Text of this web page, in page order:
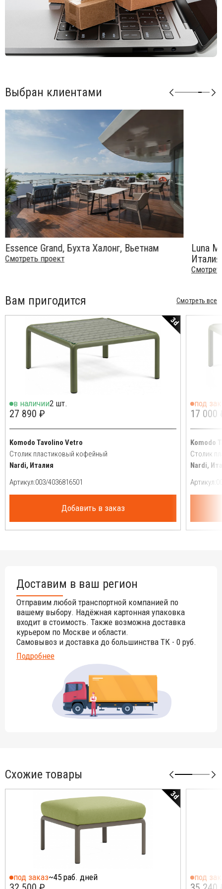
Возможные цвета подушек из ткани Sunbrella: синий
(adriatic), лед (ghiaccio), авокадо (avocado), джунгли
(giungla), холст (canvas).
Возможные цвета подушек из ткани TECH: панама
(panama).
Открыть технические характеристики
Открыть инструкцию по сборке.
Можно докупать модули и корректировать размеры
мебели под необходимые размеры. Элементы серии
Кomodo комбинируются между собой в любой
последовательности, создавая индивидуальные решения
для Вашего интерьера.
Выбран клиентами
Essence Grand, Бухта Халонг, Вьетнам
Смотреть проект
Luna
Италия
Вам пригодится Смотреть все
3d
в наличии2 шт.
27 890 ₽
Komodo Tavolino Vetro
Столик пластиковый кофейный
Nardi, Италия
Артикул:
Добавить в заказ
под
17 000
Komodo
Столик
Nardi,
Артикул:
Доставим в ваш регион
Отправим любой транспортной компанией по
вашему выбору. Надёжная картонная упаковка
входит в стоимость. Также возможна доставка
курьером по Москве и области.
Самовывоз и доставка до большинства ТК - 0 руб.
Подробнее
Схожие товары
3d
под заказ~45 раб. дней под